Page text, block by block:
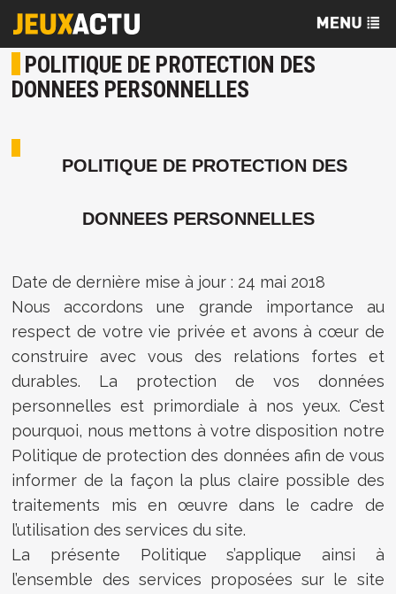
POLITIQUE DE PROTECTION DES
DONNEES PERSONNELLES
POLITIQUE DE PROTECTION DES
DONNEES PERSONNELLES
Date de dernière mise à jour : 24 mai 2018
Nous accordons une grande importance au
respect de votre vie privée et avons à cœur de
construire avec vous des relations fortes et
durables. La protection de vos données
personnelles est primordiale à nos yeux. C’est
pourquoi, nous mettons à votre disposition notre
Politique de protection des données afin de vous
informer de la façon la plus claire possible des
traitements mis en œuvre dans le cadre de
l’utilisation des services du site.
La présente Politique s’applique ainsi à
l’ensemble des services proposées sur le site